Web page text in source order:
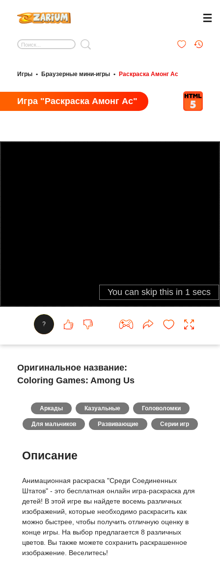
Игры • Браузерные мини-игры • Раскраска Амонг Ас
Игра "Раскраска Амонг Ас"
?
Оригинальное название:
Coloring Games: Among Us
Аркады Казуальные Головоломки
Для мальчиков Развивающие Серии игр
Описание
Анимационная раскраска "Среди Соединенных
Штатов" - это бесплатная онлайн игра-раскраска для
детей! В этой игре вы найдете восемь различных
изображений, которые необходимо раскрасить как
можно быстрее, чтобы получить отличную оценку в
конце игры. На выбор предлагается 8 различных
цветов. Вы также можете сохранить раскрашенное
изображение. Веселитесь!